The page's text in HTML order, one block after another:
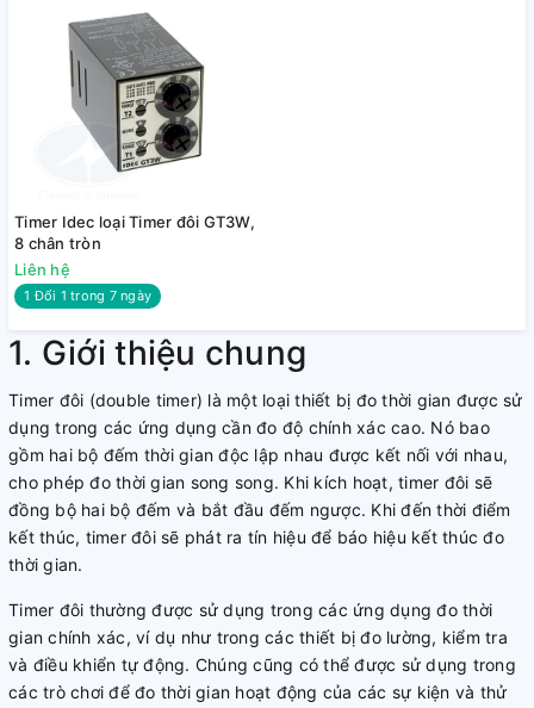
Timer Idec loại Timer đôi GT3W,
8 chân tròn
Liên hệ
1 Đổi 1 trong 7 ngày
1. Giới thiệu chung
Timer đôi (double timer) là một loại thiết bị đo thời gian được sử
dụng trong các ứng dụng cần đo độ chính xác cao. Nó bao
gồm hai bộ đếm thời gian độc lập nhau được kết nối với nhau,
cho phép đo thời gian song song. Khi kích hoạt, timer đôi sẽ
đồng bộ hai bộ đếm và bắt đầu đếm ngược. Khi đến thời điểm
kết thúc, timer đôi sẽ phát ra tín hiệu để báo hiệu kết thúc đo
thời gian.
Timer đôi thường được sử dụng trong các ứng dụng đo thời
gian chính xác, ví dụ như trong các thiết bị đo lường, kiểm tra
và điều khiển tự động. Chúng cũng có thể được sử dụng trong
các trò chơi để đo thời gian hoạt động của các sự kiện và thử